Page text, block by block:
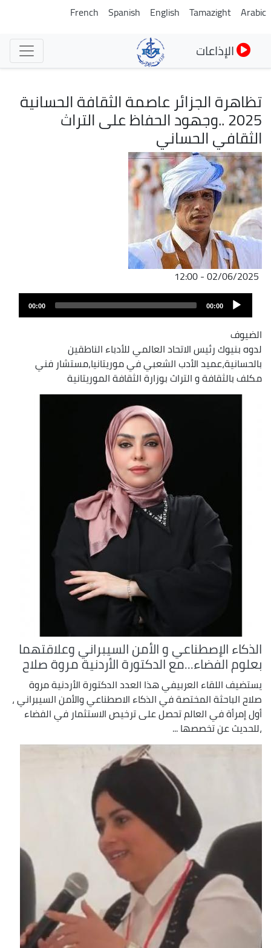
تجاوز
Arabic
Tamazight
English
Spanish
French
الإذاعات
تظاهرة الجزائر عاصمة الثقافة الحسانية
2025 ..وجهود الحفاظ على التراث
الثقافي الحساني
الصورة
02/06/2025 - 12:00
Audio
Player
00:00
00:00
الضيوف
لدوه بنيوك رئيس الاتحاد العالمي للأدباء الناطقين
بالحسانية،عميد الأدب الشعبي في موريتانيا،مستشار فني
مكلف بالثقافة و التراث بوزارة الثقافة الموريتانية
الذكاء الإصطناعي و الأمن السيبراني وعلاقتهما
بعلوم الفضاء...مع الدكتورة الأردنية مروة صلاح
يستضيف اللقاء العربيفي هذا العدد الدكتورة الأردنية مروة
صلاح الباحثة المختصة في الذكاء الاصطناعي والأمن السيبراني ،
أول إمرأة في العالم تحصل على ترخيص الاستثمار في الفضاء
،للحديث عن تخصصها ...